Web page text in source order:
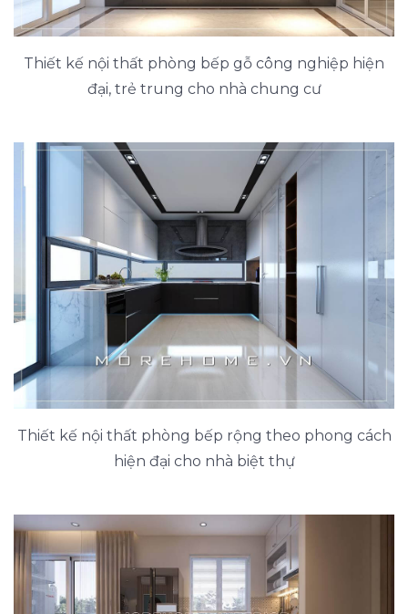
Thiết kế nội thất phòng bếp gỗ công nghiệp hiện
đại, trẻ trung cho nhà chung cư
Thiết kế nội thất phòng bếp rộng theo phong cách
hiện đại cho nhà biệt thự